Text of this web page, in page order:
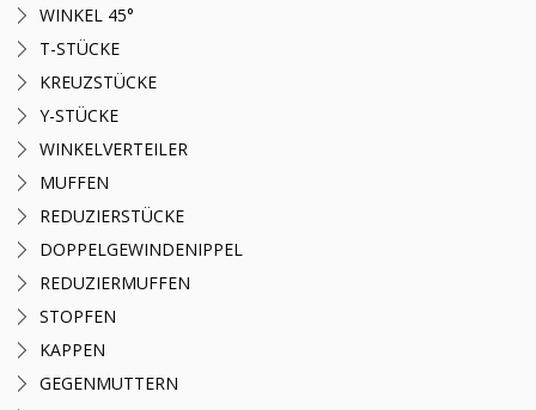
WINKEL 45°
T-STÜCKE
KREUZSTÜCKE
Y-STÜCKE
WINKELVERTEILER
MUFFEN
REDUZIERSTÜCKE
DOPPELGEWINDENIPPEL
REDUZIERMUFFEN
STOPFEN
KAPPEN
GEGENMUTTERN